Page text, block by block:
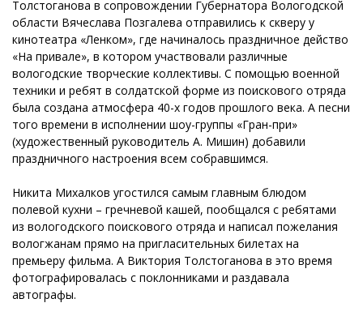
Толстоганова в сопровождении Губернатора Вологодской
области Вячеслава Позгалева отправились к скверу у
кинотеатра «Ленком», где начиналось праздничное действо
«На привале», в котором участвовали различные
вологодские творческие коллективы. С помощью военной
техники и ребят в солдатской форме из поискового отряда
была создана атмосфера 40-х годов прошлого века. А песни
того времени в исполнении шоу-группы «Гран-при»
(художественный руководитель А. Мишин) добавили
праздничного настроения всем собравшимся.
Никита Михалков угостился самым главным блюдом
полевой кухни – гречневой кашей, пообщался с ребятами
из вологодского поискового отряда и написал пожелания
вологжанам прямо на пригласительных билетах на
премьеру фильма. А Виктория Толстоганова в это время
фотографировалась с поклонниками и раздавала
автографы.